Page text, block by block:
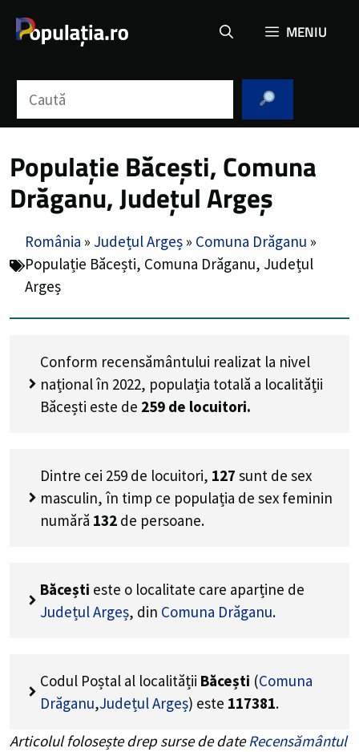
MENIU
Populație Băcești, Comuna
Drăganu, Județul Argeș
România » Județul Argeș » Comuna Drăganu »
Populație Băcești, Comuna Drăganu, Județul
Argeș
Conform recensământului realizat la nivel
național în 2022, populația totală a localității
Băcești este de 259 de locuitori.
Dintre cei 259 de locuitori, 127 sunt de sex
masculin, în timp ce populația de sex feminin
numără 132 de persoane.
Băcești este o localitate care aparține de
Județul Argeș, din Comuna Drăganu.
Codul Poștal al localității Băcești (Comuna
Drăganu,Județul Argeș) este 117381.
Articolul folosește drep surse de dateRecensământul